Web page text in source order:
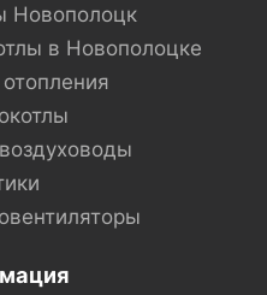
Новополоцк
в Новополоцке